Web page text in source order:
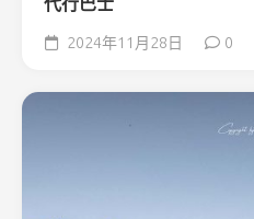
2024年11月28日 0